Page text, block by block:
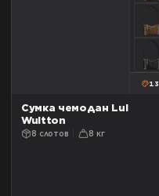
13
Сумка чемодан Lui
Wuitton
8 слотов 8 кг